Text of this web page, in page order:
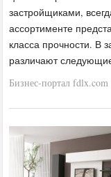
застройщиками,
ассортименте
класса прочности. В
различают
Бизнес-портал fdlx.com